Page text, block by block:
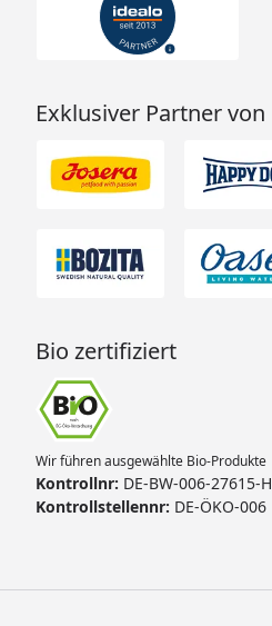
Exklusiver Partner von
Bio zertifiziert
Wir führen ausgewählte Bio-Produkte
Kontrollnr: DE-BW-006-27615-H
Kontrollstellennr: DE-ÖKO-006